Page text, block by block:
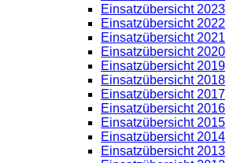
Einsatzübersicht 2023
Einsatzübersicht 2022
Einsatzübersicht 2021
Einsatzübersicht 2020
Einsatzübersicht 2019
Einsatzübersicht 2018
Einsatzübersicht 2017
Einsatzübersicht 2016
Einsatzübersicht 2015
Einsatzübersicht 2014
Einsatzübersicht 2013